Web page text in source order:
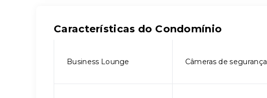
Características do Condomínio
Business Lounge Câmeras de segurança